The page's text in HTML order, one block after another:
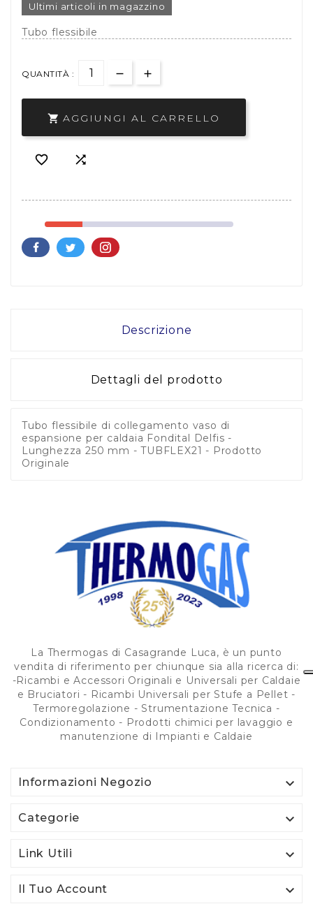
Ultimi articoli in magazzino
Tubo flessibile
QUANTITÀ :
 AGGIUNGI AL CARRELLO
 
Descrizione
Dettagli del prodotto
Tubo flessibile di collegamento vaso di
espansione per caldaia Fondital Delfis -
Lunghezza 250 mm - TUBFLEX21 - Prodotto
Originale
La Thermogas di Casagrande Luca, è un punto
vendita di riferimento per chiunque sia alla ricerca di:
-Ricambi e Accessori Originali e Universali per Caldaie
e Bruciatori - Ricambi Universali per Stufe a Pellet -
Termoregolazione - Strumentazione Tecnica -
Condizionamento - Prodotti chimici per lavaggio e
manutenzione di Impianti e Caldaie
Informazioni Negozio 
Categorie 
Link Utili 
Il Tuo Account 